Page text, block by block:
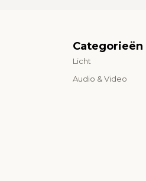
Categorieën
Licht
Audio & Video